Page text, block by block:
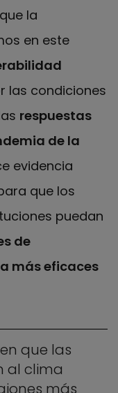
la
en este
las condiciones
respuestas
de la
evidencia
que los
puedan
de
más eficaces
que las
al clima
más